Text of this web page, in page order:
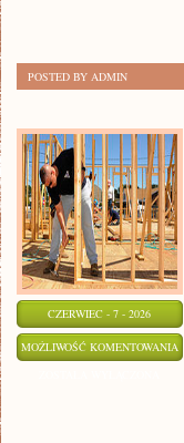
POSTED BY ADMIN
CZERWIEC - 7 - 2026
MOŻLIWOŚĆ KOMENTOWANIA